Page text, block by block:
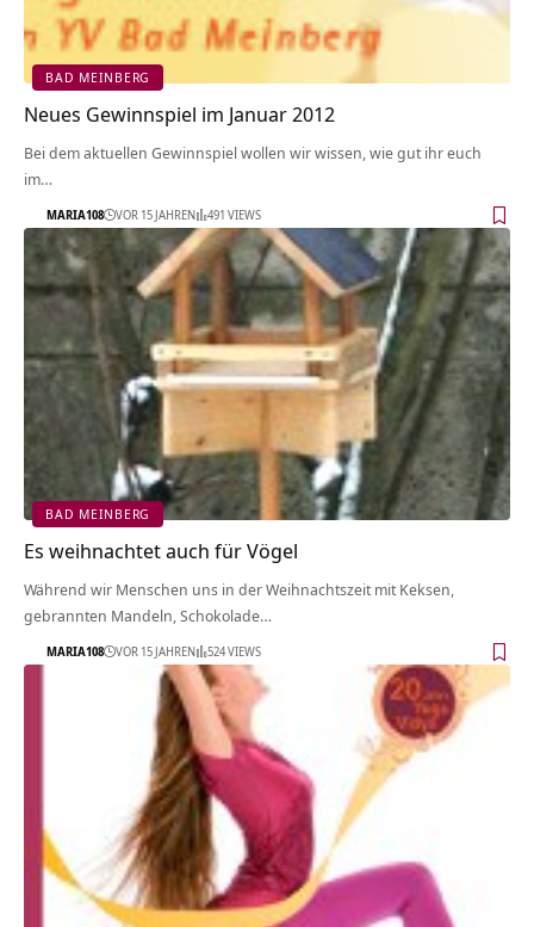
BAD MEINBERG
Neues Gewinnspiel im Januar 2012
Bei dem aktuellen Gewinnspiel wollen wir wissen, wie gut ihr euch
im…
MARIA108 VOR 15 JAHREN 491 VIEWS
BAD MEINBERG
Es weihnachtet auch für Vögel
Während wir Menschen uns in der Weihnachtszeit mit Keksen,
gebrannten Mandeln, Schokolade…
MARIA108 VOR 15 JAHREN 524 VIEWS